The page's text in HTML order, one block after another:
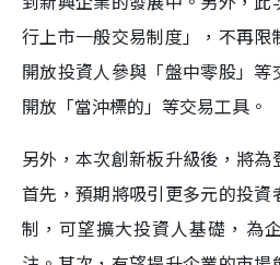
行上市一般交易制度」，不再
開放投資人參與「盤中零股」
開放「當沖標的」等交易工具。
另外，本次創新板升級後，將為
首先，預期將吸引更多元的投
制，可望擴大投資人基礎，為